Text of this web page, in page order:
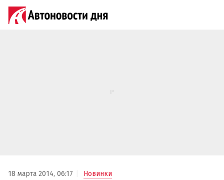
18 марта 2014, 06:17 Новинки